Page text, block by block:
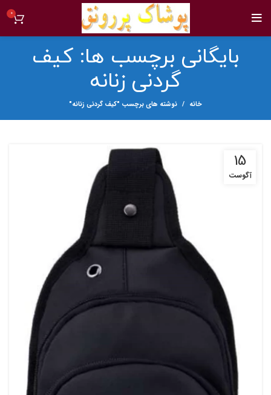
0
بایگانی برچسب ها: کیف
گردنی زنانه
خانه نوشته های برچسب "کیف گردنی زنانه"
15
آگوست